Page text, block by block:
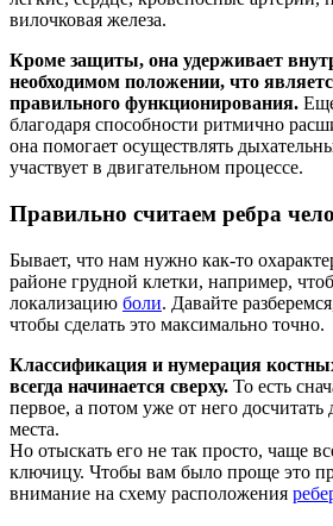
вилочковая железа.
Кроме защиты, она удерживает
необходимом положении, что
правильного функционирования.
благодаря способности ритмично
она помогает осуществлять
участвует в двигательном процессе.
Правильно считаем ребра
Бывает, что нам нужно как-то
районе грудной клетки, например,
локализацию боли. Давайте
чтобы сделать это максимально точно.
Классификация и нумерация
всегда начинается сверху. То есть
первое, а потом уже от него
места.
Но отыскать его не так просто, чаще
ключицу. Чтобы вам было проще это
внимание на схему расположения